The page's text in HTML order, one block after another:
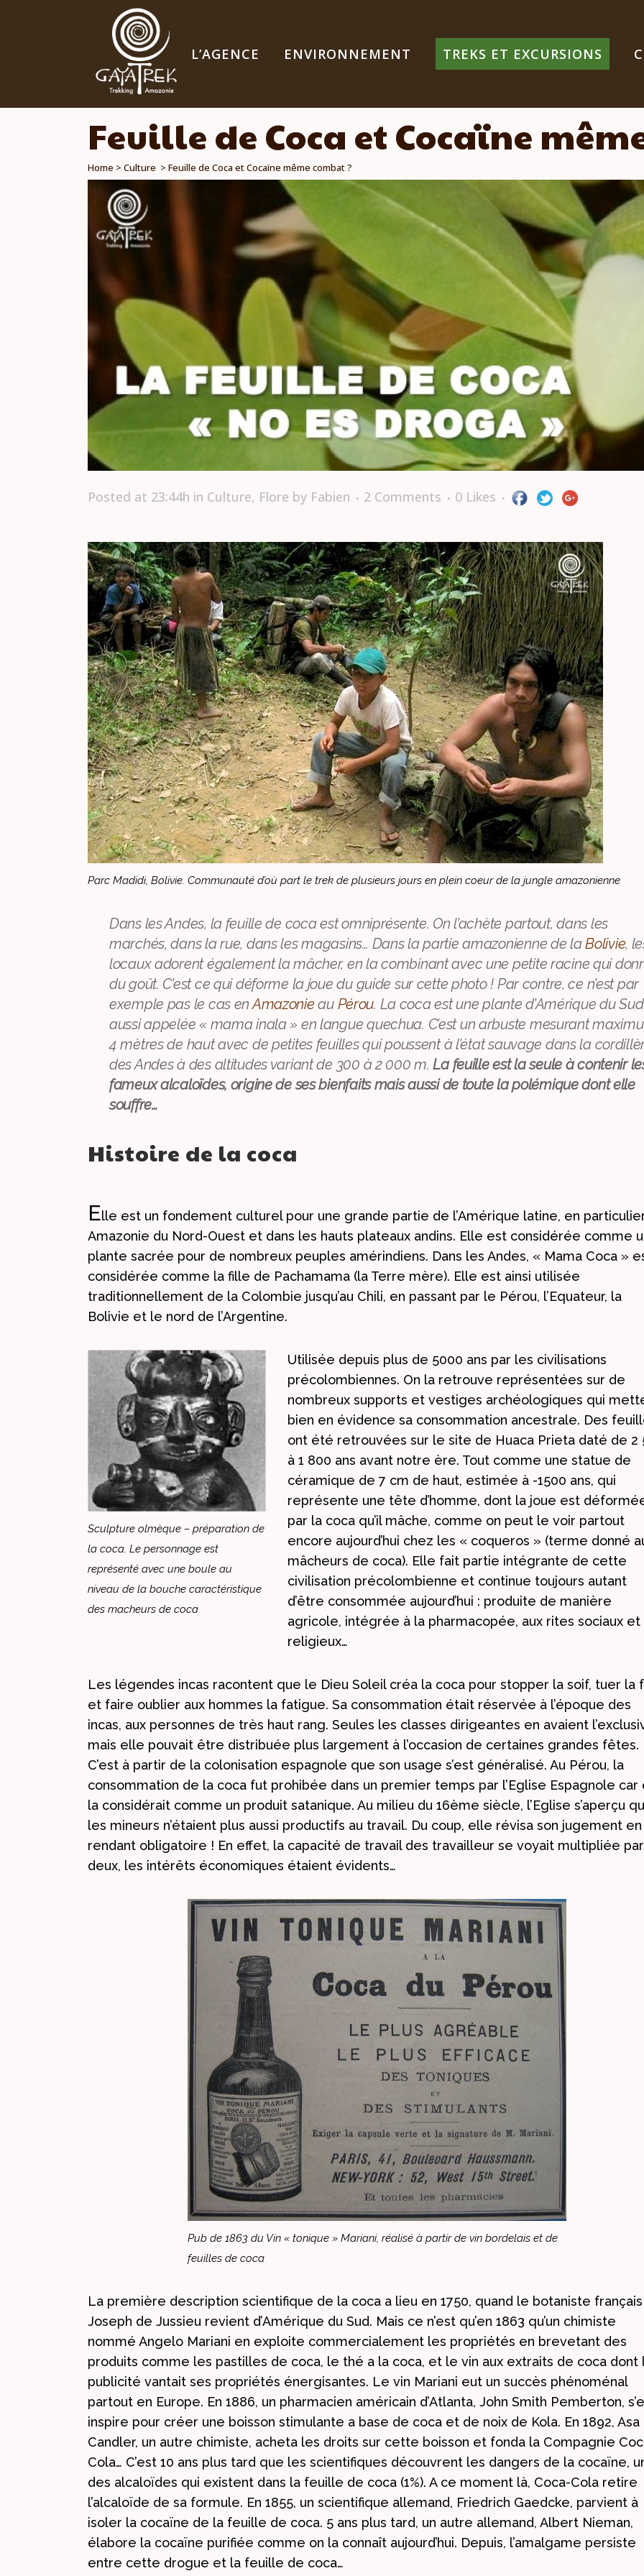
L’AGENCE ENVIRONNEMENT TREKS ET EXCURSIONS
Feuille de Coca et Cocaïne
Home > Culture > Feuille de Coca et Cocaïne même combat ?
Posted at 23:44h in Culture, Flore by Fabien 2 Comments 0 Likes
Parc Madidi, Bolivie. Communauté d’où part le trek de plusieurs jours en plein coeur de la jungle amazonienne
Dans les Andes, la feuille de coca est omniprésente. On l’achète partout, dans les
marchés, dans la rue, dans les magasins… Dans la partie amazonienne de laBolivie,
locaux adorent également la mâcher, en la combinant avec une petite racine qui
du goût. C’est ce qui déforme la joue du guide sur cette photo ! Par contre, ce n’est par
exemple pas le cas enAmazonie au Pérou. La coca est une plante d’Amérique du Sud
aussi appelée « mama inala » en langue quechua. C’est un arbuste mesurant
4 mètres de haut avec de petites feuilles qui poussent à l’état sauvage dans la
des Andes à des altitudes variant de 300 à 2 000 m.La feuille est la seule à contenir
fameux alcaloïdes, origine de ses bienfaits mais aussi de toute la polémique dont elle
souffre…
Histoire de la coca
Elle est un fondement culturel pour une grande partie de l’Amérique latine, en
Amazonie du Nord-Ouest et dans les hauts plateaux andins. Elle est considérée comme
plante sacrée pour de nombreux peuples amérindiens. Dans les Andes, « Mama Coca »
considérée comme la fille de Pachamama (la Terre mère). Elle est ainsi utilisée
traditionnellement de la Colombie jusqu’au Chili, en passant par le Pérou, l’Equateur, la
Bolivie et le nord de l’Argentine.
Sculpture olmèque – préparation de
la coca. Le personnage est
représenté avec une boule au
niveau de la bouche caractéristique
des macheurs de coca
Utilisée depuis plus de 5000 ans par les civilisations
précolombiennes. On la retrouve représentées sur de
nombreux supports et vestiges archéologiques qui
bien en évidence sa consommation ancestrale. Des
ont été retrouvées sur le site de Huaca Prieta daté de 2
à 1 800 ans avant notre ère. Tout comme une statue de
céramique de 7 cm de haut, estimée à -1500 ans, qui
représente une tête d’homme, dont la joue est
par la coca qu’il mâche, comme on peut le voir partout
encore aujourd’hui chez les « coqueros » (terme donné
mâcheurs de coca). Elle fait partie intégrante de cette
civilisation précolombienne et continue toujours autant
d’être consommée aujourd’hui : produite de manière
agricole, intégrée à la pharmacopée, aux rites sociaux et
religieux…
Les légendes incas racontent que le Dieu Soleil créa la coca pour stopper la soif, tuer la
et faire oublier aux hommes la fatigue. Sa consommation était réservée à l’époque des
incas, aux personnes de très haut rang. Seules les classes dirigeantes en avaient
mais elle pouvait être distribuée plus largement à l’occasion de certaines grandes fêtes.
C’est à partir de la colonisation espagnole que son usage s’est généralisé. Au Pérou, la
consommation de la coca fut prohibée dans un premier temps par l’Eglise Espagnole car
la considérait comme un produit satanique. Au milieu du 16ème siècle, l’Eglise s’aperçu
les mineurs n’étaient plus aussi productifs au travail. Du coup, elle révisa son jugement
rendant obligatoire ! En effet, la capacité de travail des travailleur se voyait multipliée par
deux, les intérêts économiques étaient évidents…
Pub de 1863 du Vin « tonique » Mariani, réalisé à partir de vin bordelais et de
feuilles de coca
La première description scientifique de la coca a lieu en 1750, quand le botaniste français
Joseph de Jussieu revient d’Amérique du Sud. Mais ce n’est qu’en 1863 qu’un chimiste
nommé Angelo Mariani en exploite commercialement les propriétés en brevetant des
produits comme les pastilles de coca, le thé a la coca, et le vin aux extraits de coca dont
publicité vantait ses propriétés énergisantes. Le vin Mariani eut un succès phénoménal
partout en Europe. En 1886, un pharmacien américain d’Atlanta, John Smith Pemberton,
inspire pour créer une boisson stimulante a base de coca et de noix de Kola. En 1892, Asa
Candler, un autre chimiste, acheta les droits sur cette boisson et fonda la Compagnie
Cola… C’est 10 ans plus tard que les scientifiques découvrent les dangers de la cocaïne,
des alcaloïdes qui existent dans la feuille de coca (1%). A ce moment là, Coca-Cola retire
l’alcaloïde de sa formule. En 1855, un scientifique allemand, Friedrich Gaedcke, parvient à
isoler la cocaïne de la feuille de coca. 5 ans plus tard, un autre allemand, Albert Nieman,
élabore la cocaïne purifiée comme on la connaît aujourd’hui. Depuis, l’amalgame persiste
entre cette drogue et la feuille de coca…